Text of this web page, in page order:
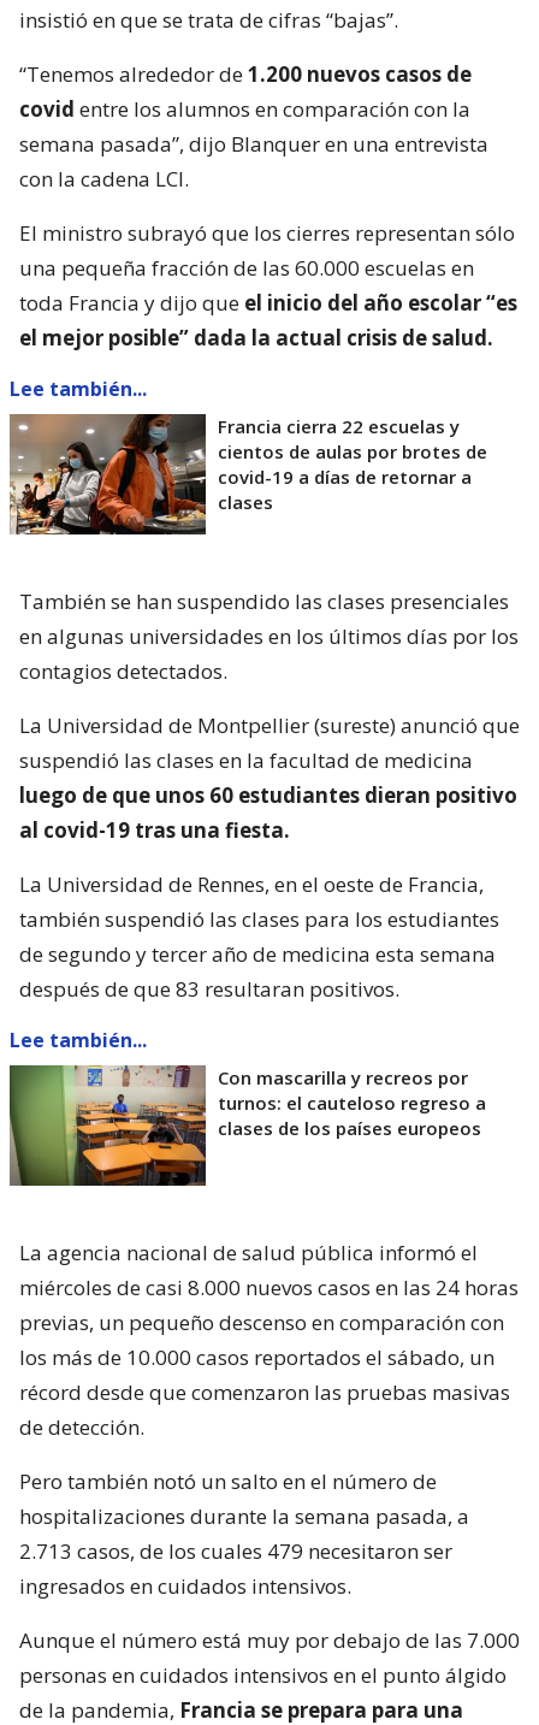
insistió en que se trata de cifras “bajas”.
“Tenemos alrededor de1.200 nuevos casos de
covid entre los alumnos en comparación con la
semana pasada”, dijo Blanquer en una entrevista
con la cadena LCI.
El ministro subrayó que los cierres representan sólo
una pequeña fracción de las 60.000 escuelas en
toda Francia y dijo que el inicio del año escolar “es
el mejor posible” dada la actual crisis de salud.
Lee también...
Francia cierra 22 escuelas y
cientos de aulas por brotes de
covid-19 a días de retornar a
clases
También se han suspendido las clases presenciales
en algunas universidades en los últimos días por los
contagios detectados.
La Universidad de Montpellier (sureste) anunció que
suspendió las clases en la facultad de medicina
luego de que unos 60 estudiantes dieran positivo
al covid-19 tras una fiesta.
La Universidad de Rennes, en el oeste de Francia,
también suspendió las clases para los estudiantes
de segundo y tercer año de medicina esta semana
después de que 83 resultaran positivos.
Lee también...
Con mascarilla y recreos por
turnos: el cauteloso regreso a
clases de los países europeos
La agencia nacional de salud pública informó el
miércoles de casi 8.000 nuevos casos en las 24 horas
previas, un pequeño descenso en comparación con
los más de 10.000 casos reportados el sábado, un
récord desde que comenzaron las pruebas masivas
de detección.
Pero también notó un salto en el número de
hospitalizaciones durante la semana pasada, a
2.713 casos, de los cuales 479 necesitaron ser
ingresados en cuidados intensivos.
Aunque el número está muy por debajo de las 7.000
personas en cuidados intensivos en el punto álgido
de la pandemia, Francia se prepara para una